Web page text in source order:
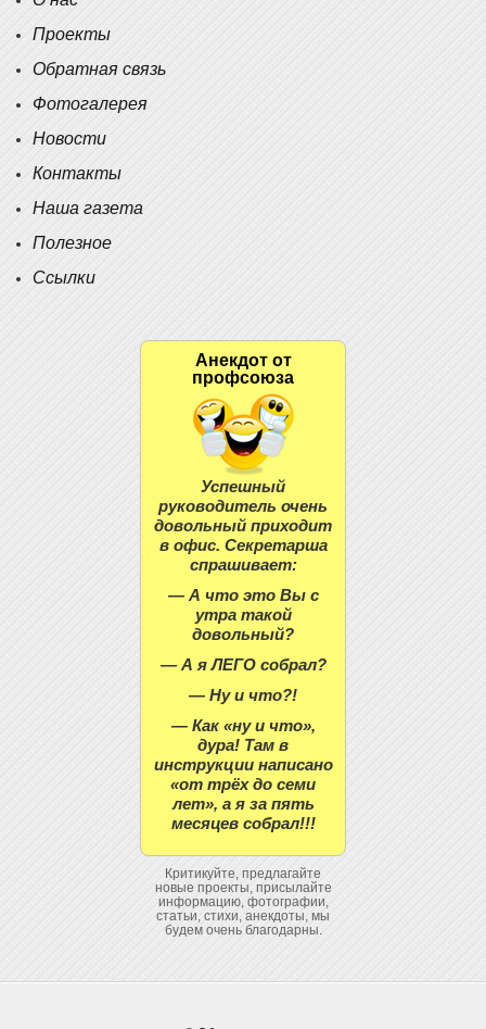
Проекты
Обратная связь
Фотогалерея
Новости
Контакты
Наша газета
Полезное
Ссылки
Анекдот от
профсоюза
Успешный
руководитель очень
довольный приходит
в офис. Секретарша
спрашивает:
— А что это Вы с
утра такой
довольный?
— А я ЛЕГО собрал?
— Ну и что?!
— Как «ну и что»,
дура! Там в
инструкции написано
«от трёх до семи
лет», а я за пять
месяцев собрал!!!
Критикуйте, предлагайте
новые проекты, присылайте
информацию, фотографии,
статьи, стихи, анекдоты, мы
будем очень благодарны.